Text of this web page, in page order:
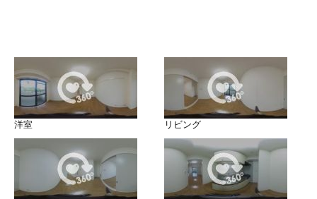
洋室 リビング